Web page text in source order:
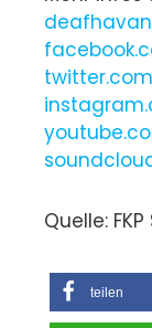
Quelle:
teilen